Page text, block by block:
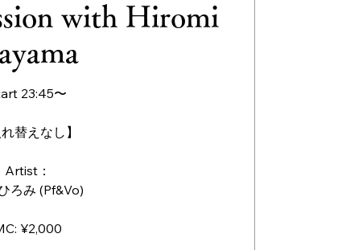
with Hiromi
23:45〜
れ替えなし】
Artist：
ろみ (Pf&Vo)
¥2,000